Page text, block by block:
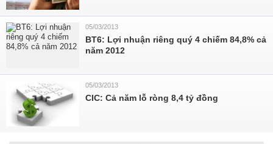
05/03/2013
BT6: Lợi nhuận riêng quý 4 chiếm 84,8% cả
năm 2012
05/03/2013
CIC: Cả năm lỗ ròng 8,4 tỷ đồng